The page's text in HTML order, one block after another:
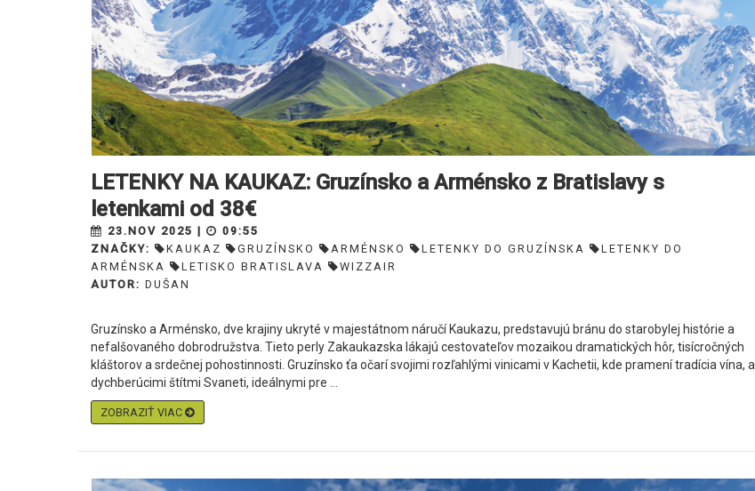
LETENKY NA KAUKAZ: Gruzínsko a Arménsko z Bratislavy s
letenkami od 38€
23.NOV 2025 |
09:55
ZNAČKY:
KAUKAZ GRUZÍNSKO ARMÉNSKO LETENKY DO GRUZÍNSKA
LETENKY DO
ARMÉNSKA
LETISKO BRATISLAVA
WIZZAIR
AUTOR: DUŠAN
Gruzínsko a Arménsko, dve krajiny ukryté v majestátnom náručí Kaukazu, predstavujú bránu do starobylej histórie a
nefalšovaného dobrodružstva. Tieto perly Zakaukazska lákajú cestovateľov mozaikou dramatických hôr, tisícročných
kláštorov a srdečnej pohostinnosti. Gruzínsko ťa očarí svojimi rozľahlými vinicami v Kachetii, kde pramení tradícia vína, a
dychberúcimi štítmi Svaneti, ideálnymi pre ...
ZOBRAZIŤ VIAC